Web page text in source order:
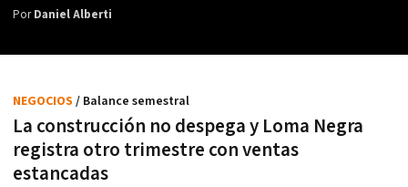
PorDaniel Alberti
La construcción no despega y Loma Negra
registra otro trimestre con ventas
estancadas
NEGOCIOS / Balance semestral